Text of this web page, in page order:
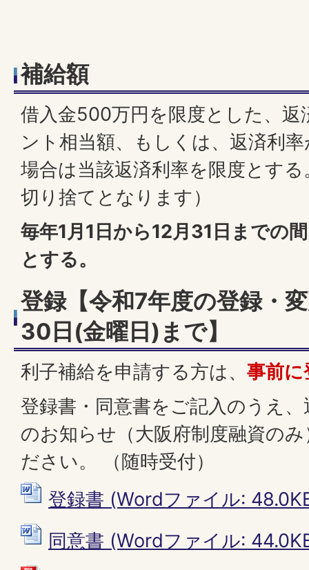
補給額
借入金500万円を限度とした、返
ント相当額、もしくは、返済利
場合は当該返済利率を限度とす
切り捨てとなります）
毎年1月1日から12月31日までの
とする。
登録【令和7年度の登録・
30日(金曜日)まで】
利子補給を申請する方は、 事前に
登録書・同意書をご記入のうえ
のお知らせ（大阪府制度融資の
ださい。 （随時受付）
登録書 (Wordファイル:
同意書 (Wordファイル: